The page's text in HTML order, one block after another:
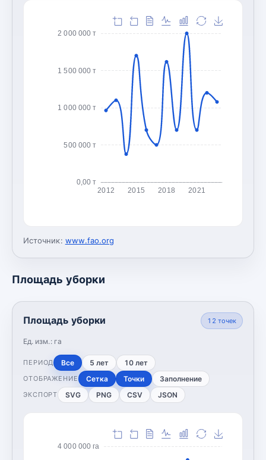
0,00 т
500 000 т
1 000 000 т
1 500 000 т
2 000 000 т
2012 2015 2018 2021
Источник: www.fao.org
Площадь уборки
Площадь уборки
Ед. изм.: га
12 точек
ПЕРИОД Все 5 лет 10 лет
ОТОБРАЖЕНИЕ Сетка Точки Заполнение
ЭКСПОРТ SVG PNG CSV JSON
4 000 000 га